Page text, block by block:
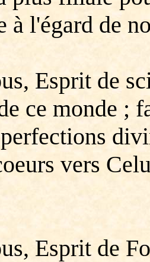
à l'égard de
Esprit de
ce monde ;
vers
Esprit de